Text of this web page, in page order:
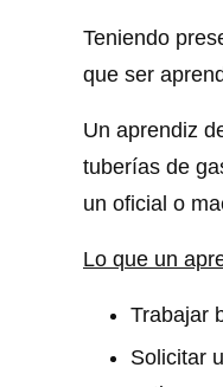
Teniendo
que ser
Un aprendiz
tuberías de
un oficial o
Lo que un
Trabajar
Solicitar